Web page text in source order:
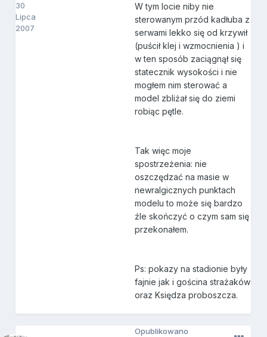
30
Lipca
2007
W tym locie niby nie
sterowanym przód kadłuba z
serwami lekko się od krzywił
(puścił klej i wzmocnienia ) i
w ten sposób zaciągnął się
statecznik wysokości i nie
mogłem nim sterować a
model zbliżał się do ziemi
robiąc pętle.
Tak więc moje
spostrzeżenia: nie
oszczędzać na masie w
newralgicznych punktach
modelu to może się bardzo
źle skończyć o czym sam się
przekonałem.
Ps: pokazy na stadionie były
fajnie jak i gościna strażaków
oraz Księdza proboszcza.
Opublikowano